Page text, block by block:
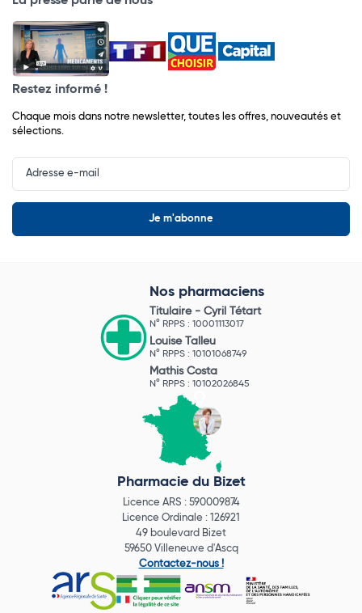
Restez informé !
Chaque mois dans notre newsletter, toutes les offres, nouveautés et
sélections.
Input
Newsletter
Nos pharmaciens
Titulaire - Cyril Tétart
N° RPPS : 10001113017
Louise Talleu
N° RPPS : 10101068749
Mathis Costa
N° RPPS : 10102026845
Pharmacie du Bizet
Licence ARS : 590009874
Licence Ordinale : 126921
49 boulevard Bizet
59650 Villeneuve d'Ascq
Contactez-nous !